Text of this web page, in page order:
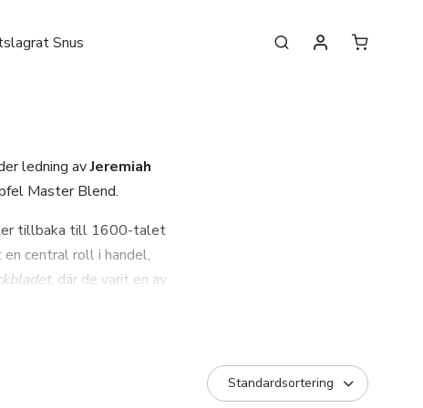
Snus
ledning avJeremiah
Master Blend.
tillbaka till 1600-talet
central roll i handel,
, där de varit en av